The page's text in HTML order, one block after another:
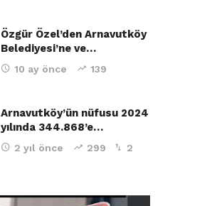
Özgür Özel’den Arnavutköy
Belediyesi’ne ve…
10 ay önce 139
Arnavutköy’ün nüfusu 2024
yılında 344.868’e…
2 yıl önce 299 2